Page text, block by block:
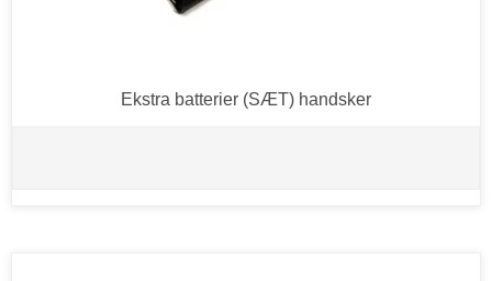
Ekstra batterier (SÆT) handsker